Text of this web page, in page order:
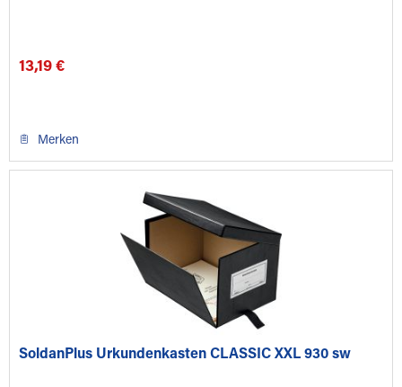
13,19 €
Merken
SoldanPlus Urkundenkasten CLASSIC XXL 930 sw